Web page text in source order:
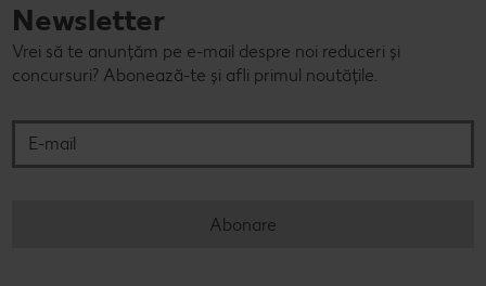
Newsletter
Vrei să te anunțăm pe e-mail despre noi reduceri și
concursuri? Abonează-te și afli primul noutățile.
Abonare